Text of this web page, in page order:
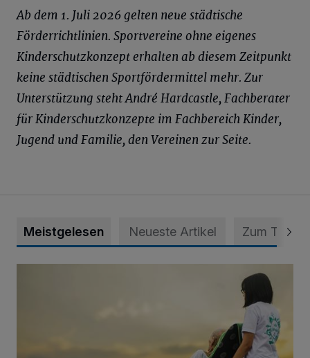
Ab dem 1. Juli 2026 gelten neue städtische
Förderrichtlinien. Sportvereine ohne eigenes
Kinderschutzkonzept erhalten ab diesem Zeitpunkt
keine städtischen Sportfördermittel mehr. Zur
Unterstützung steht André Hardcastle, Fachberater
für Kinderschutzkonzepte im Fachbereich Kinder,
Jugend und Familie, den Vereinen zur Seite.
Meistgelesen Neueste Artikel Zum Thema